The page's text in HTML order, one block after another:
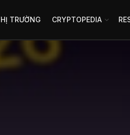
TRƯỜNG CRYPTOPEDIA